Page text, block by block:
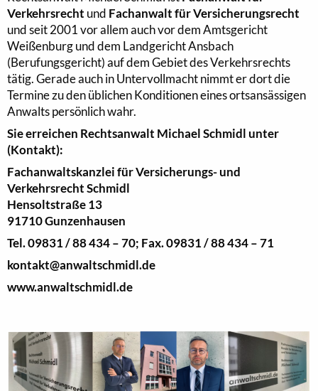
Verkehrsrecht und Fachanwalt für Versicherungsrecht
und seit 2001 vor allem auch vor dem Amtsgericht
Weißenburg und dem Landgericht Ansbach
(Berufungsgericht) auf dem Gebiet des Verkehrsrechts
tätig. Gerade auch in Untervollmacht nimmt er dort die
Termine zu den üblichen Konditionen eines ortsansässigen
Anwalts persönlich wahr.
Sie erreichen Rechtsanwalt Michael Schmidl unter
(Kontakt):
Fachanwaltskanzleifür Versicherungs- und
Verkehrsrecht Schmidl
Hensoltstraße 13
91710 Gunzenhausen
Tel. 09831 / 88 434 – 70; Fax. 09831 / 88 434 – 71
kontakt@anwaltschmidl.de
www.anwaltschmidl.de